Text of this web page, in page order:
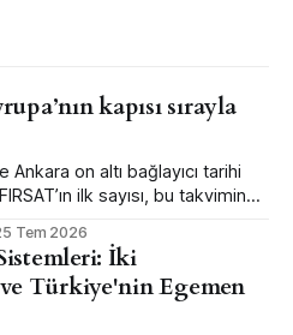
kapısı sırayla
on altı bağlayıcı tarihi
ilk sayısı, bu takvimin
euro değiştirdiğini altı
Tem 2026
İki
Türkiye'nin Egemen